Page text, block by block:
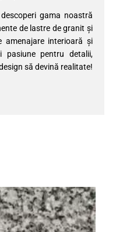
gama noastră
de lastre de granit și
amenajare interioară și
pasiune pentru detalii,
să devină realitate!